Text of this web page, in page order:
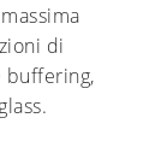
di
buffering,